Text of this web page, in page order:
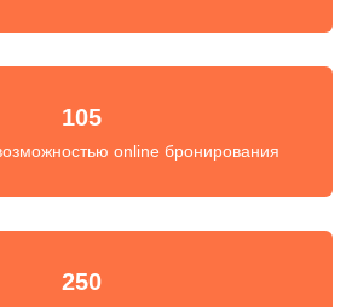
105
online бронирования
250